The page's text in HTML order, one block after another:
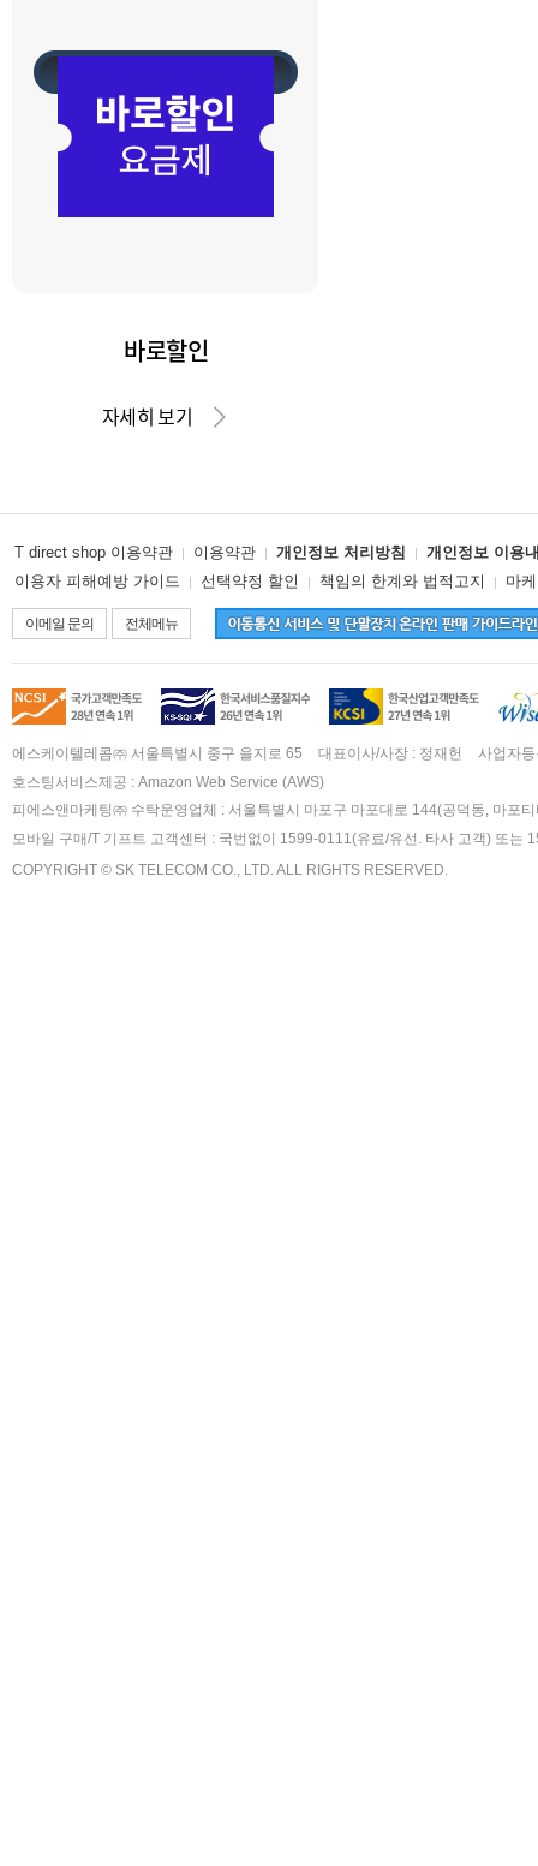
바로할인
자세히 보기
운
영
정
책
및
약
관
T direct shop 이용약관 이용약관 개인정보 처리방침
개인정보 이용
이용자 피해예방 가이드
선택약정 할인 책임의 한계와 법적고지 마
이메일 문의 전체메뉴
인
증
보
에스케이텔레콤㈜ 서울특별시 중구 을지로 65 대표이사/사장 : 정재헌
사업자
호스팅서비스제공 : Amazon Web Service (AWS)
피에스앤마케팅㈜ 수탁운영업체 : 서울특별시 마포구 마포대로 144(공덕동, 마포
모바일 구매/T 기프트 고객센터 : 국번없이 1599-0111(유료/유선. 타사 고객) 또는
COPYRIGHT © SK TELECOM CO., LTD. ALL RIGHTS RESERVED.